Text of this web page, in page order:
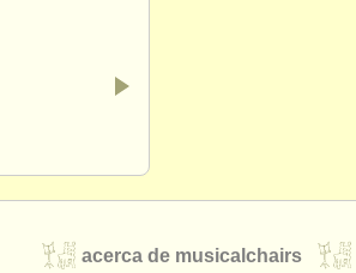
acerca de musicalchairs